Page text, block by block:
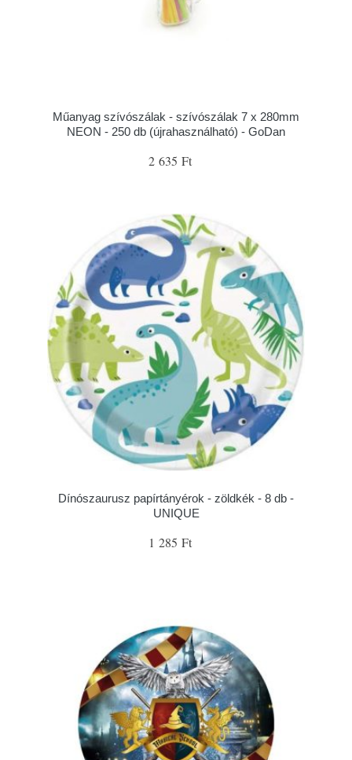
Műanyag szívószálak - szívószálak 7 x 280mm
NEON - 250 db (újrahasználható) - GoDan
2 635 Ft
Dínószaurusz papírtányérok - zöldkék - 8 db -
UNIQUE
1 285 Ft